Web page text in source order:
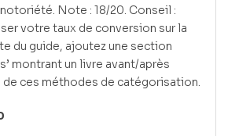
Note : 18/20. Conseil :
votre taux de conversion sur la
du guide, ajoutez une section
montrant un livre avant/après
de ces méthodes de catégorisation.